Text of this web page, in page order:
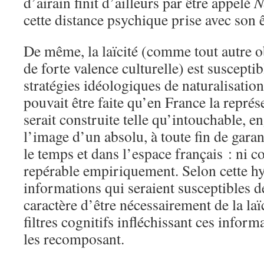
cette distance psychique prise avec
De même, la laïcité (comme tout autre
de forte valence culturelle) est
stratégies idéologiques de
pouvait être faite qu’en France la
serait construite telle qu’intouchable,
l’image d’un absolu, à toute fin de
le temps et dans l’espace français : ni
repérable empiriquement. Selon cette
informations qui seraient susceptibles
caractère d’être nécessairement de la
filtres cognitifs infléchissant ces
les recomposant.